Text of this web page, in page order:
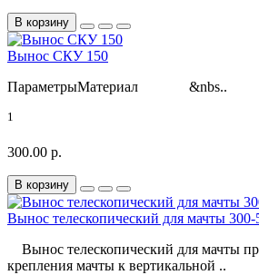
В корзину
Вынос СКУ 150
ПараметрыМатериал &nbs..
1
300.00 р.
В корзину
Вынос телескопический для мачты 300-
Вынос телескопический для мачты
крепления мачты к вертикальной ..